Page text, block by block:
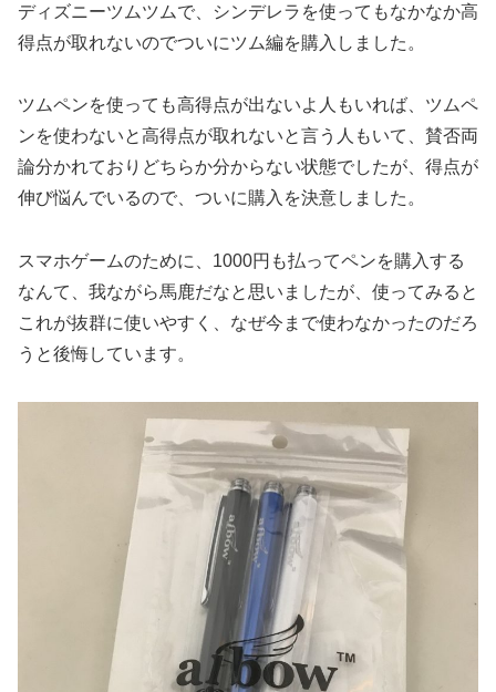
ディズニーツムツムで、シンデレラを使ってもなかなか高
得点が取れないのでついにツム編を購入しました。
ツムペンを使っても高得点が出ないよ人もいれば、ツムペ
ンを使わないと高得点が取れないと言う人もいて、賛否両
論分かれておりどちらか分からない状態でしたが、得点が
伸び悩んでいるので、ついに購入を決意しました。
スマホゲームのために、1000円も払ってペンを購入する
なんて、我ながら馬鹿だなと思いましたが、使ってみると
これが抜群に使いやすく、なぜ今まで使わなかったのだろ
うと後悔しています。